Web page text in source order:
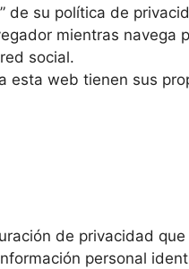
de su política de
mientras navega
social.
esta web tienen sus
de privacidad
personal